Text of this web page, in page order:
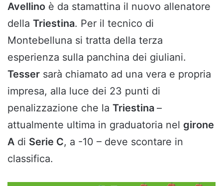
Avellino è da stamattina il nuovo allenatore
della Triestina. Per il tecnico di
Montebelluna si tratta della terza
esperienza sulla panchina dei giuliani.
Tesser sarà chiamato ad una vera e propria
impresa, alla luce dei 23 punti di
penalizzazione che la Triestina –
attualmente ultima in graduatoria nel girone
A di Serie C, a -10 – deve scontare in
classifica.